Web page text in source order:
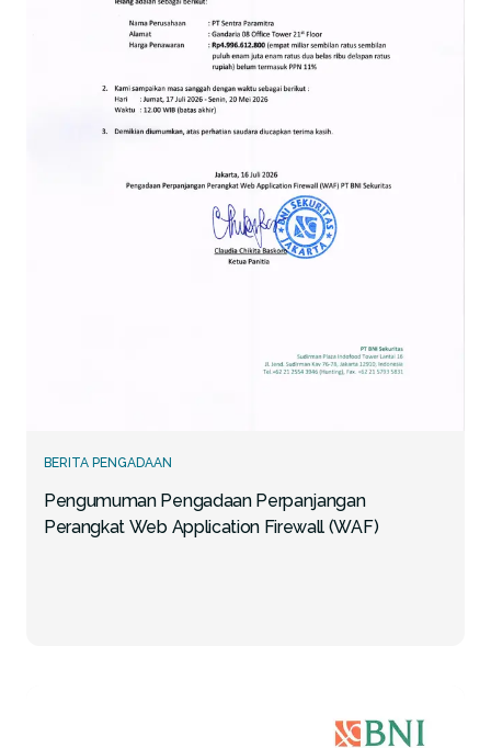
BERITA PENGADAAN
Pengumuman Pengadaan Perpanjangan
Perangkat Web Application Firewall (WAF)